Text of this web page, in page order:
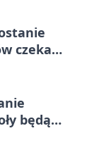
czeka
będą